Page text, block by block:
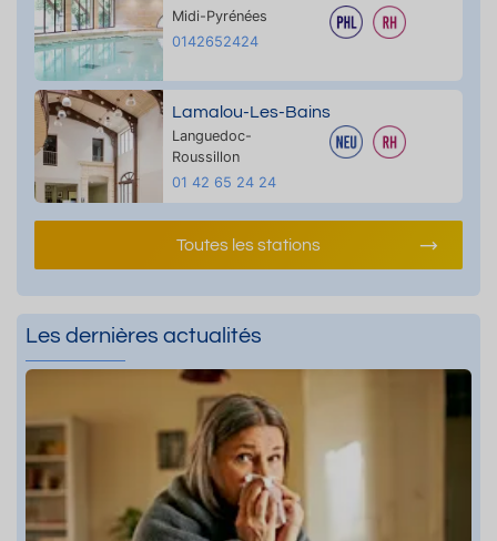
Midi-Pyrénées
0142652424
Lamalou-Les-Bains
Languedoc-
Roussillon
01 42 65 24 24
Toutes les stations
Les dernières actualités